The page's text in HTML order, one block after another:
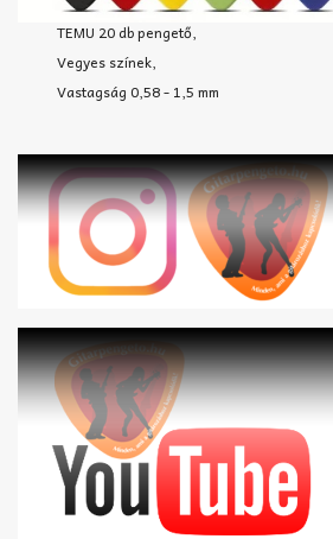
TEMU 20 db pengető,
Vegyes színek,
Vastagság 0,58 - 1,5 mm